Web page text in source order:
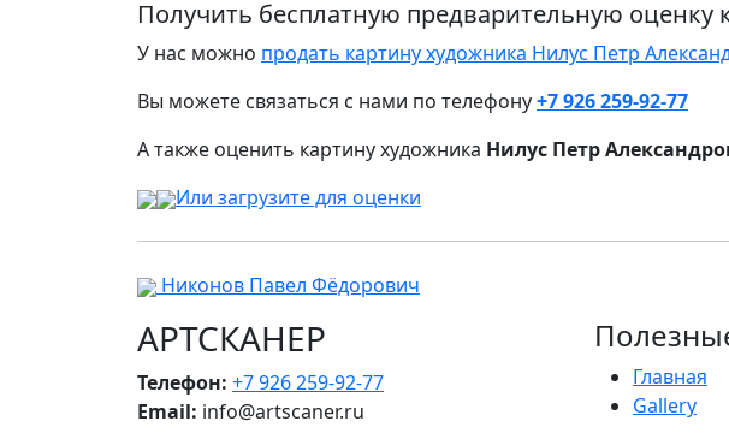
Получить бесплатную предварительную оценку
У нас можно продать картину художника Нилус Петр
Вы можете связаться с нами по телефону+7 926 259-92-77
А также оценить картину художника Нилус Петр
Или загрузите для оценки
Никонов Павел Фёдорович
АРТСКАНЕР
Телефон: +7 926 259-92-77
Email: info@artscaner.ru
Главная
Gallery